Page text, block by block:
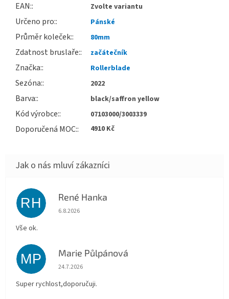
EAN: Zvolte variantu
Určeno pro: Pánské
Průměr koleček: 80mm
Zdatnost bruslaře: začátečník
Značka: Rollerblade
Sezóna: 2022
Barva: black/saffron yellow
Kód výrobce: 07103000/3003339
Doporučená MOC: 4910 Kč
RH René Hanka
Hodnocení obchodu je 5 z 5 hvězdiček.
6.8.2026
Vše ok.
MP Marie Půlpánová
Hodnocení obchodu je 5 z 5 hvězdiček.
24.7.2026
Super rychlost,doporučuji.